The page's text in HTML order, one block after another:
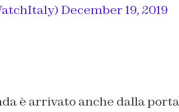
December 19, 2019
è arrivato anche dalla